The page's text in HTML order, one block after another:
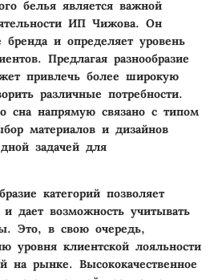
белья является важной
ИП Чижова. Он
бренда и определяет уровень
Предлагая разнообразие
привлечь более широкую
различные потребности.
сна напрямую связано с типом
материалов и дизайнов
задачей для
категорий позволяет
и дает возможность учитывать
Это, в свою очередь,
уровня клиентской лояльности
на рынке. Высококачественное